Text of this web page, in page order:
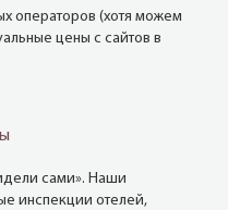
операторов (хотя можем
цены с сайтов в
сами». Наши
инспекции отелей,